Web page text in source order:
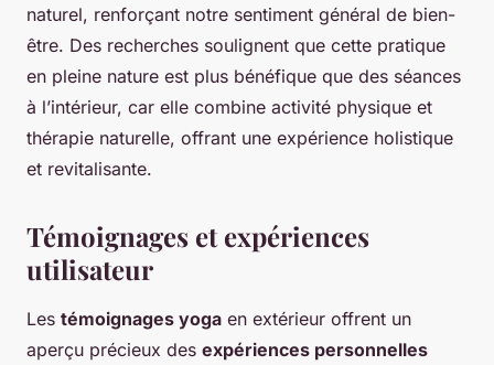
naturel, renforçant notre sentiment général de bien-
être. Des recherches soulignent que cette pratique
en pleine nature est plus bénéfique que des séances
à l’intérieur, car elle combine activité physique et
thérapie naturelle, offrant une expérience holistique
et revitalisante.
Témoignages et expériences
utilisateur
Les témoignages yoga en extérieur offrent un
aperçu précieux des expériences personnelles